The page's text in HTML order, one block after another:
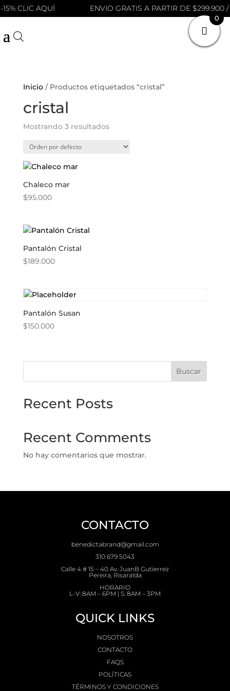
CLIC AQUÍ ENVIO GRATIS A PARTIR DE $299.900 /
Inicio/ Productos etiquetados “cristal”
cristal
Mostrando 3 resultados
Chaleco mar
$95.000
Pantalón Cristal
$189.000
Pantalón Susan
$150.000
Buscar
Recent Posts
Recent Comments
No hay comentarios que mostrar.
CONTACTO
benedictabrand@gmail.com
310 679 5043
Calle 4 # 15 – 40 Av. JuanB Gutierrez
Pereira, Risaralda
HORARIO
L-V: 8AM – 6PM | S: 8AM – 3PM
QUICK LINKS
NOSOTROS
CONTACTO
FAQS
POLÍTICAS
TÉRMINOS Y CONDICIONES
0